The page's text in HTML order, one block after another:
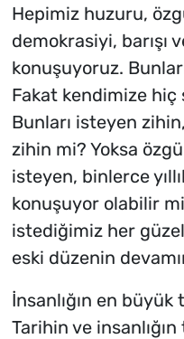
Hepimiz huzuru,
demokrasiyi, barışı
konuşuyoruz.
Fakat kendimize
Bunları isteyen
zihin mi? Yoksa
isteyen, binlerce
konuşuyor olabilir
istediğimiz her
eski düzenin
İnsanlığın en
Tarihin ve